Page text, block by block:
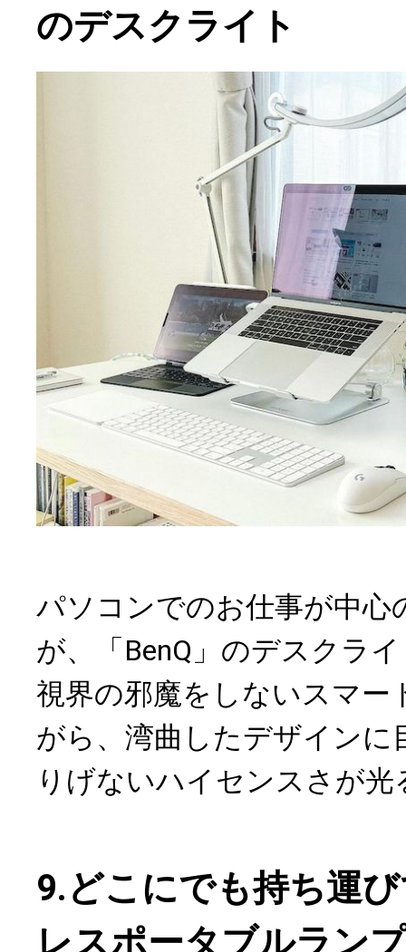
のデスクライト
パソコンでのお仕事が中心
が、「BenQ」のデスクラ
視界の邪魔をしないスマー
がら、湾曲したデザインに
りげないハイセンスさが光
9.どこにでも持ち運
レスポータブルランプ